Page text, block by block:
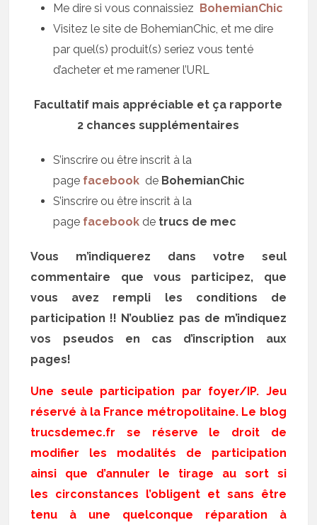
Me dire si vous connaissiez BohemianChic
Visitez le site de BohemianChic, et me dire
par quel(s) produit(s) seriez vous tenté
d’acheter et me ramener l’URL
Facultatif mais appréciable et ça rapporte
2 chances supplémentaires
S’inscrire ou être inscrit à la
page facebook de BohemianChic
S’inscrire ou être inscrit à la
page facebook de trucs de mec
Vous m’indiquerez dans votre seul
commentaire que vous participez, que
vous avez rempli les conditions de
participation !! N’oubliez pas de m’indiquez
vos pseudos en cas d’inscription aux
pages!
Une seule participation par foyer/IP. Jeu
réservé à la France métropolitaine. Le blog
trucsdemec.fr se réserve le droit de
modifier les modalités de participation
ainsi que d’annuler le tirage au sort si
les circonstances l’obligent et sans être
tenu à une quelconque réparation à